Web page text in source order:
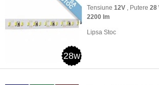
28w
Tensiune 12V , Putere 28
2200 lm
Lipsa Stoc